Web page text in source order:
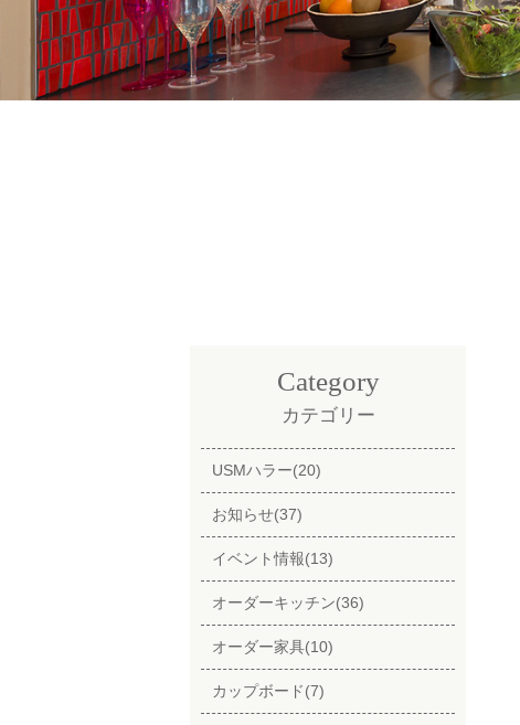
Category
カテゴリー
USMハラー(20)
お知らせ(37)
イベント情報(13)
オーダーキッチン(36)
オーダー家具(10)
カップボード(7)